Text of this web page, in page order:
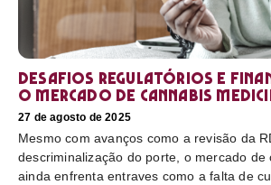
Desafios regulatórios e
o mercado de cannabis
27 de agosto de 2025
Mesmo com avanços como a revisão da
descriminalização do porte, o mercado de
ainda enfrenta entraves como a falta de